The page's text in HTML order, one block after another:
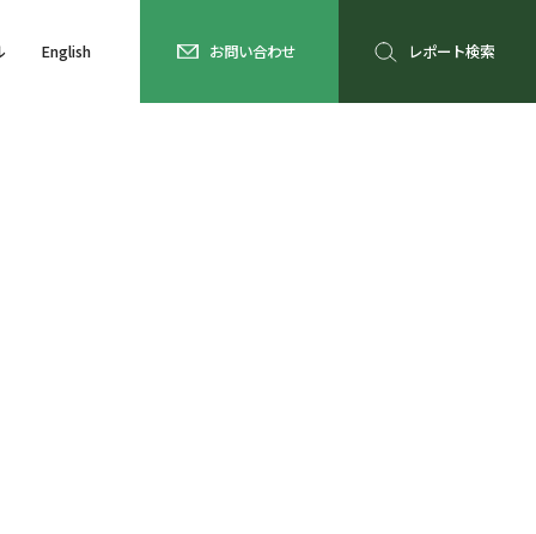
English お問い合わせ レポート検索